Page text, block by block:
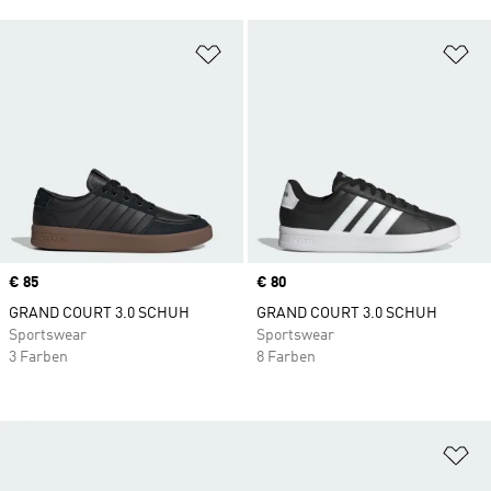
Price
€ 85
GRAND COURT 3.0 SCHUH
Sportswear
3 Farben
Price
€ 80
GRAND COURT 3.0 SCHUH
Sportswear
8 Farben